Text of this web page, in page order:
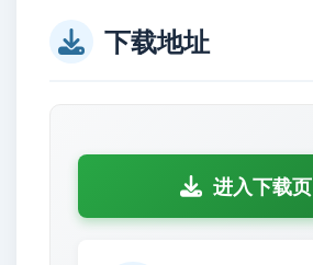
下载地址
进入下载页